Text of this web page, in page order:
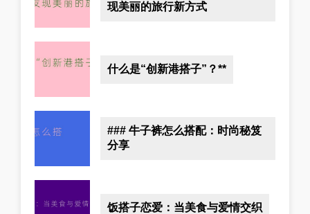
现美丽的旅行新方式
什么是“创新港搭子”？**
### 牛子裤怎么搭配：时尚秘笈
分享
饭搭子恋爱：当美食与爱情交织